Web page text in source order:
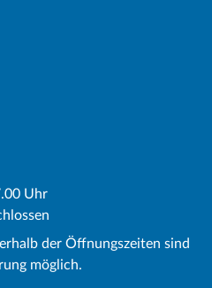
Uhr
der Öffnungszeiten sind
möglich.